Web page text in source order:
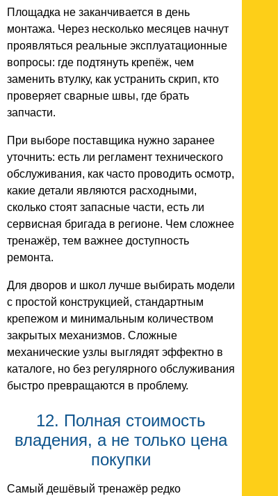
Площадка не заканчивается в день
монтажа. Через несколько месяцев начнут
проявляться реальные эксплуатационные
вопросы: где подтянуть крепёж, чем
заменить втулку, как устранить скрип, кто
проверяет сварные швы, где брать
запчасти.
При выборе поставщика нужно заранее
уточнить: есть ли регламент технического
обслуживания, как часто проводить осмотр,
какие детали являются расходными,
сколько стоят запасные части, есть ли
сервисная бригада в регионе. Чем сложнее
тренажёр, тем важнее доступность
ремонта.
Для дворов и школ лучше выбирать модели
с простой конструкцией, стандартным
крепежом и минимальным количеством
закрытых механизмов. Сложные
механические узлы выглядят эффектно в
каталоге, но без регулярного обслуживания
быстро превращаются в проблему.
12. Полная стоимость
владения, а не только цена
покупки
Самый дешёвый тренажёр редко